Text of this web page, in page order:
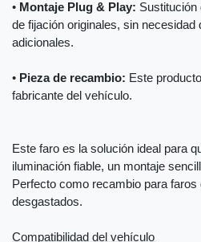
• Montaje Plug & Play: Sustitución
de fijación originales, sin necesidad
adicionales.
• Pieza de recambio: Este
fabricante del vehículo.
Este faro es la solución ideal para
iluminación fiable, un montaje
Perfecto como recambio para
desgastados.
Compatibilidad del vehículo